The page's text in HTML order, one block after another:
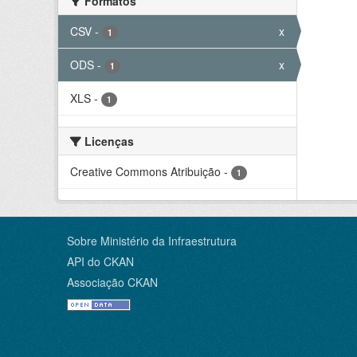
CSV - 1 x
ODS - 1 x
XLS - 1
Licenças
Creative Commons Atribuição - 1
Sobre Ministério da Infraestrutura
API do CKAN
Associação CKAN